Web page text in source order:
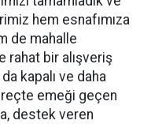
hem esnafımıza
de mahalle
rahat bir alışveriş
kapalı ve daha
emeği geçen
destek veren